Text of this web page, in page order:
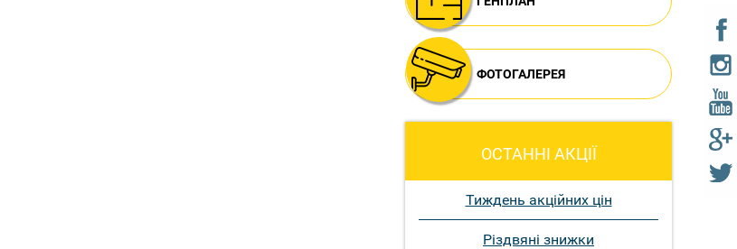
ФОТОГАЛЕРЕЯ
ОСТАННІ АКЦІЇ
Тиждень акційних цін
Різдвяні знижки